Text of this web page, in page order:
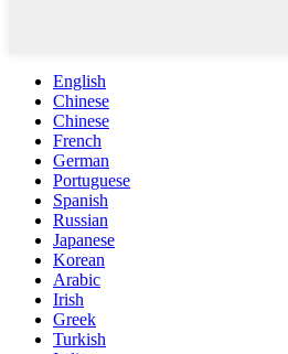
English
Chinese
Chinese
French
German
Portuguese
Spanish
Russian
Japanese
Korean
Arabic
Irish
Greek
Turkish